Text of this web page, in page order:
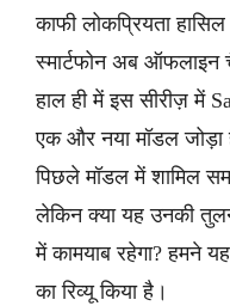
काफी लोकप्रियता
स्मार्टफोन अब
हाल ही में इस सीरीज़ में
एक और नया मॉडल जोड़ा
पिछले मॉडल में शामिल
लेकिन क्या यह उनकी
में कामयाब रहेगा? हमने
का रिव्यू किया है।